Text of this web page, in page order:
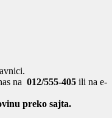
na 012/555-405 ili na e-
preko sajta.